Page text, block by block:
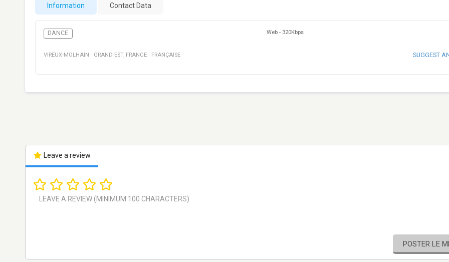
Information Contact Data
DANCE Web - 320Kbps
VIREUX-MOLHAIN · GRAND EST, FRANCE · FRANÇAISE SUGGEST
Leave a review
POSTER LE